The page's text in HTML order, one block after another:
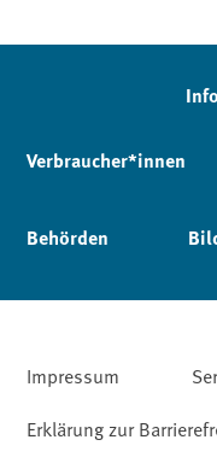
Verbraucher*innen
Behörden
Impressum
Erklärung zur